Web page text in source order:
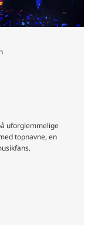
uforglemmelige
topnavne, en